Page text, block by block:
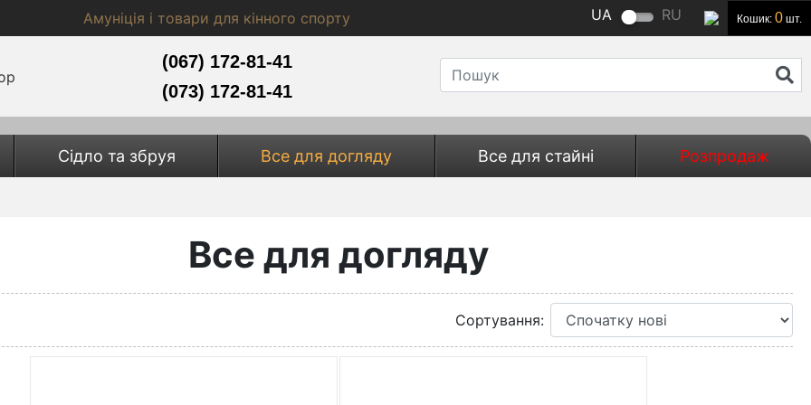
Амуніція і товари для кінного спорту UA RU Кошик: 0 шт.
(067) 172-81-41
(073) 172-81-41
Сідло та збруя Все для догляду Все для стайні Розпродаж
Все для догляду
Сортування: